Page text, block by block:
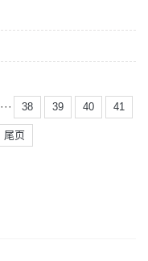
··· 38 39 40 41
尾页